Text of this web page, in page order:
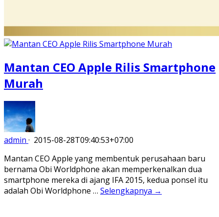
Mantan CEO Apple Rilis Smartphone
Murah
admin · 2015-08-28T09:40:53+07:00
Mantan CEO Apple yang membentuk perusahaan baru
bernama Obi Worldphone akan memperkenalkan dua
smartphone mereka di ajang IFA 2015, kedua ponsel itu
adalah Obi Worldphone … Selengkapnya →